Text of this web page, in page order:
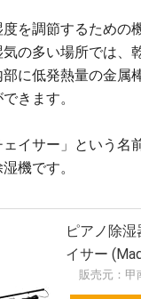
を調節するための
の多い場所では、
に低発熱量の金属
きます。
イサー」という名
機です。
ピアノ除
イサー
販売元：甲